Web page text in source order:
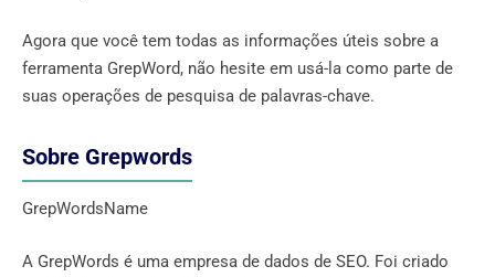
Agora que você tem todas as informações úteis sobre a
ferramenta GrepWord, não hesite em usá-la como parte de
suas operações de pesquisa de palavras-chave.
Sobre Grepwords
GrepWordsName
A GrepWords é uma empresa de dados de SEO. Foi criado